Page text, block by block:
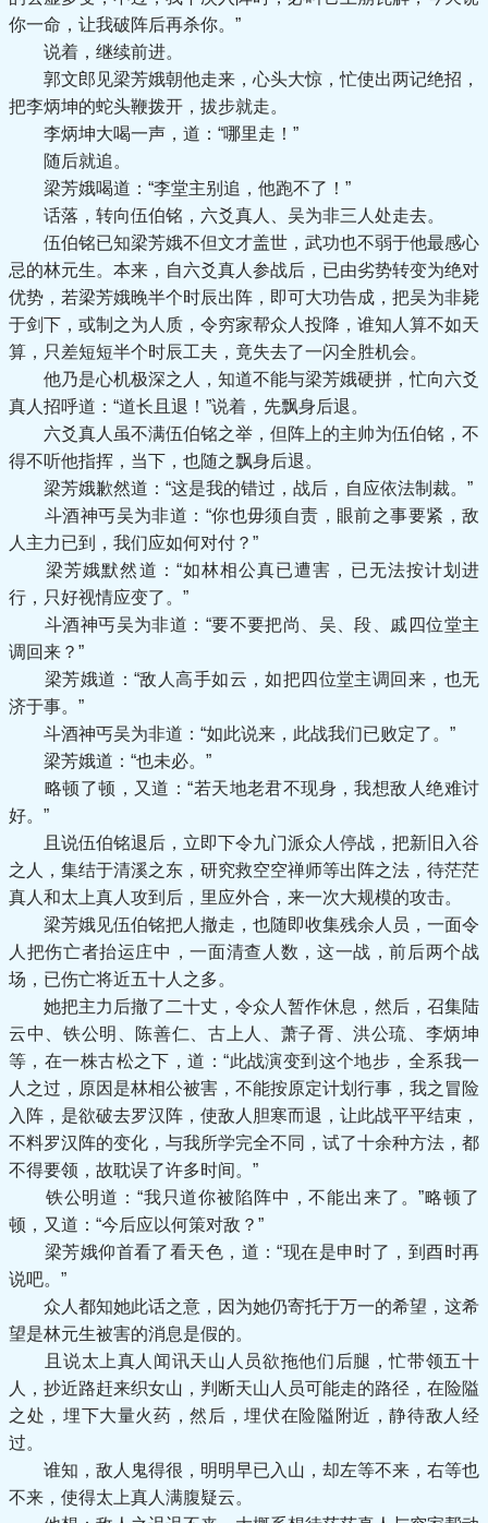
你一命，让我破阵后再杀你。”
说着，继续前进。
郭文郎见梁芳娥朝他走来，心头大惊，忙使出两记绝招，
把李炳坤的蛇头鞭拨开，拔步就走。
李炳坤大喝一声，道：“哪里走！”
随后就追。
梁芳娥喝道：“李堂主别追，他跑不了！”
话落，转向伍伯铭，六爻真人、吴为非三人处走去。
伍伯铭已知梁芳娥不但文才盖世，武功也不弱于他最感心
忌的林元生。本来，自六爻真人参战后，已由劣势转变为绝对
优势，若梁芳娥晚半个时辰出阵，即可大功告成，把吴为非毙
于剑下，或制之为人质，令穷家帮众人投降，谁知人算不如天
算，只差短短半个时辰工夫，竟失去了一闪全胜机会。
他乃是心机极深之人，知道不能与梁芳娥硬拼，忙向六爻
真人招呼道：“道长且退！”说着，先飘身后退。
六爻真人虽不满伍伯铭之举，但阵上的主帅为伍伯铭，不
得不听他指挥，当下，也随之飘身后退。
梁芳娥歉然道：“这是我的错过，战后，自应依法制裁。”
斗酒神丐吴为非道：“你也毋须自责，眼前之事要紧，敌
人主力已到，我们应如何对付？”
梁芳娥默然道：“如林相公真已遭害，已无法按计划进
行，只好视情应变了。”
斗酒神丐吴为非道：“要不要把尚、吴、段、戚四位堂主
调回来？”
梁芳娥道：“敌人高手如云，如把四位堂主调回来，也无
济于事。”
斗酒神丐吴为非道：“如此说来，此战我们已败定了。”
梁芳娥道：“也未必。”
略顿了顿，又道：“若天地老君不现身，我想敌人绝难讨
好。”
且说伍伯铭退后，立即下令九门派众人停战，把新旧入谷
之人，集结于清溪之东，研究救空空禅师等出阵之法，待茫茫
真人和太上真人攻到后，里应外合，来一次大规模的攻击。
梁芳娥见伍伯铭把人撤走，也随即收集残余人员，一面令
人把伤亡者抬运庄中，一面清查人数，这一战，前后两个战
场，已伤亡将近五十人之多。
她把主力后撤了二十丈，令众人暂作休息，然后，召集陆
云中、铁公明、陈善仁、古上人、萧子胥、洪公琉、李炳坤
等，在一株古松之下，道：“此战演变到这个地步，全系我一
人之过，原因是林相公被害，不能按原定计划行事，我之冒险
入阵，是欲破去罗汉阵，使敌人胆寒而退，让此战平平结束，
不料罗汉阵的变化，与我所学完全不同，试了十余种方法，都
不得要领，故耽误了许多时间。”
铁公明道：“我只道你被陷阵中，不能出来了。”略顿了
顿，又道：“今后应以何策对敌？”
梁芳娥仰首看了看天色，道：“现在是申时了，到酉时再
说吧。”
众人都知她此话之意，因为她仍寄托于万一的希望，这希
望是林元生被害的消息是假的。
且说太上真人闻讯天山人员欲拖他们后腿，忙带领五十
人，抄近路赶来织女山，判断天山人员可能走的路径，在险隘
之处，埋下大量火药，然后，埋伏在险隘附近，静待敌人经
过。
谁知，敌人鬼得很，明明早已入山，却左等不来，右等也
不来，使得太上真人满腹疑云。